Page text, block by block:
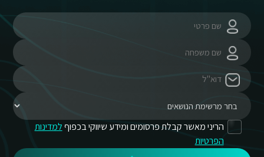
הריני מאשר קבלת פרסומים ומידע שיווקי בכפוףלמדינות
הפרטיות